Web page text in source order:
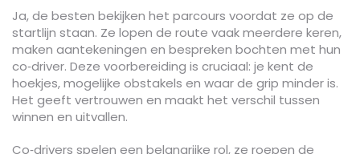
Ja, de besten bekijken het parcours voordat ze op de
startlijn staan. Ze lopen de route vaak meerdere keren,
maken aantekeningen en bespreken bochten met hun
co‑driver. Deze voorbereiding is cruciaal: je kent de
hoekjes, mogelijke obstakels en waar de grip minder is.
Het geeft vertrouwen en maakt het verschil tussen
winnen en uitvallen.
Co‑drivers spelen een belangrijke rol, ze roepen de